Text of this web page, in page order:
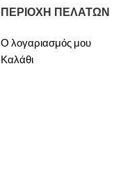
ΠΕΡΙΟΧΗ ΠΕΛΑΤΩΝ
Ο λογαριασμός μου
Καλάθι